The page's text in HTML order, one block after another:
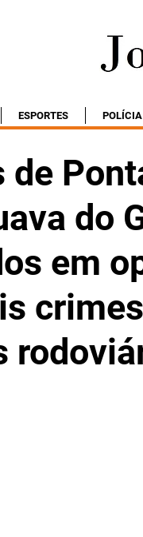
ESPORTES POLÍCIA
de
do
em